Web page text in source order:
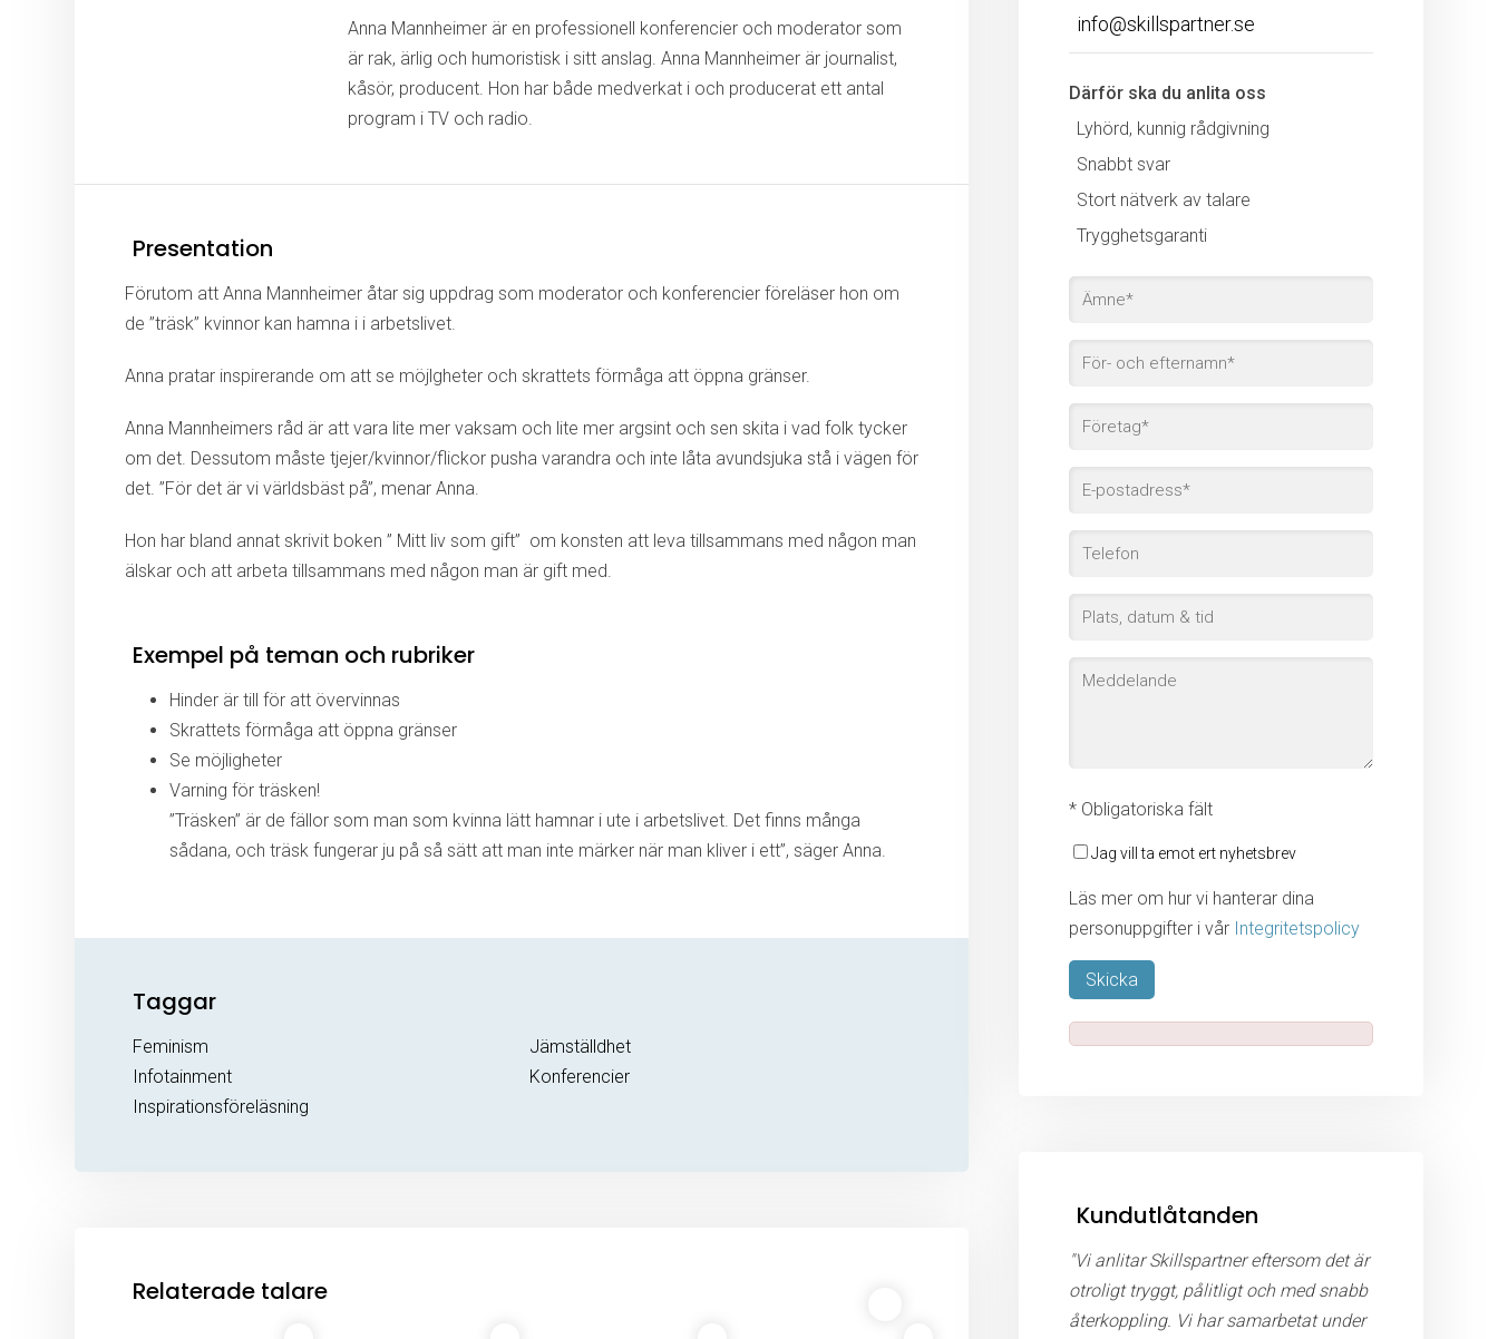
Anna Mannheimer är en professionell konferencier och moderator som
är rak, ärlig och humoristisk i sitt anslag. Anna Mannheimer är journalist,
kåsör, producent. Hon har både medverkat i och producerat ett antal
program i TV och radio.
Presentation
Förutom att Anna Mannheimer åtar sig uppdrag som moderator och konferencier föreläser hon om
de ”träsk” kvinnor kan hamna i i arbetslivet.
Anna pratar inspirerande om att se möjlgheter och skrattets förmåga att öppna gränser.
Anna Mannheimers råd är att vara lite mer vaksam och lite mer argsint och sen skita i vad folk tycker
om det. Dessutom måste tjejer/kvinnor/flickor pusha varandra och inte låta avundsjuka stå i vägen för
det. ”För det är vi världsbäst på”, menar Anna.
Hon har bland annat skrivit boken ” Mitt liv som gift” om konsten att leva tillsammans med någon man
älskar och att arbeta tillsammans med någon man är gift med.
Exempel på teman och rubriker
Hinder är till för att övervinnas
Skrattets förmåga att öppna gränser
Se möjligheter
Varning för träsken!
”Träsken” är de fällor som man som kvinna lätt hamnar i ute i arbetslivet. Det finns många
sådana, och träsk fungerar ju på så sätt att man inte märker när man kliver i ett”, säger Anna.
Taggar
Feminism
Infotainment
Inspirationsföreläsning
Jämställdhet
Konferencier
Relaterade talare
info@skillspartner.se
Därför ska du anlita oss
Lyhörd, kunnig rådgivning
Snabbt svar
Stort nätverk av talare
Trygghetsgaranti
* Obligatoriska fält
Jag vill ta emot ert nyhetsbrev
Läs mer om hur vi hanterar dina
personuppgifter i vår Integritetspolicy
Lämna detta fält tomt.
Kundutlåtanden
"Vi anlitar Skillspartner eftersom det är
otroligt tryggt, pålitligt och med snabb
återkoppling. Vi har samarbetat under